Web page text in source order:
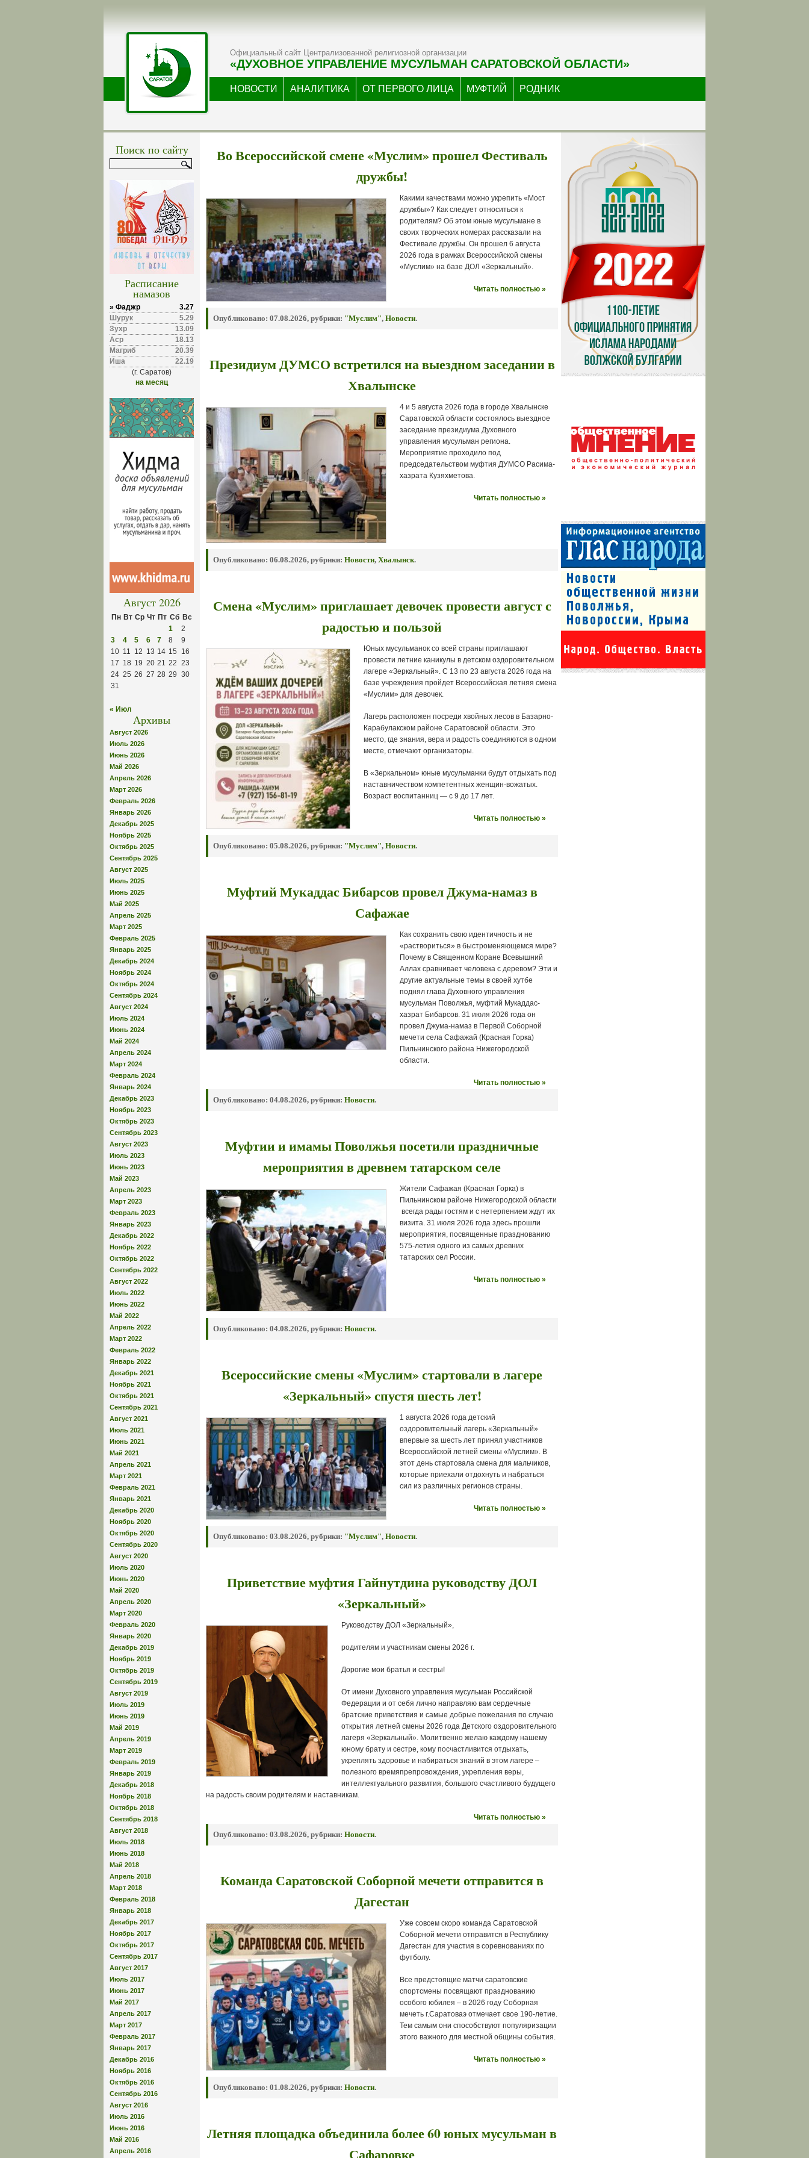
Официальный сайт Централизованной религиозной организации
«ДУХОВНОЕ УПРАВЛЕНИЕ МУСУЛЬМАН САРАТОВСКОЙ ОБЛАСТИ»
НОВОСТИ АНАЛИТИКА ОТ ПЕРВОГО ЛИЦА МУФТИЙ РОДНИК
Поиск по сайту
Расписание
намазов
» Фаджр
3.27
Шурук
5.29
Зухр
13.09
Аср
18.13
Магриб
20.39
Иша
22.19
(г. Саратов)
на месяц
Август 2026
Пн Вт Ср Чт Пт Сб Вс
1
2
3
4 5 6 7 8
9
10 11 12 13 14 15
16
17 18 19 20 21 22 23
24 25 26 27 28 29 30
31
« Июл
Архивы
Август 2026
Июль 2026
Июнь 2026
Май 2026
Апрель 2026
Март 2026
Февраль 2026
Январь 2026
Декабрь 2025
Ноябрь 2025
Октябрь 2025
Сентябрь 2025
Август 2025
Июль 2025
Июнь 2025
Май 2025
Апрель 2025
Март 2025
Февраль 2025
Январь 2025
Декабрь 2024
Ноябрь 2024
Октябрь 2024
Сентябрь 2024
Август 2024
Июль 2024
Июнь 2024
Май 2024
Апрель 2024
Март 2024
Февраль 2024
Январь 2024
Декабрь 2023
Ноябрь 2023
Октябрь 2023
Сентябрь 2023
Август 2023
Июль 2023
Июнь 2023
Май 2023
Апрель 2023
Март 2023
Февраль 2023
Январь 2023
Декабрь 2022
Ноябрь 2022
Октябрь 2022
Сентябрь 2022
Август 2022
Июль 2022
Июнь 2022
Май 2022
Апрель 2022
Март 2022
Февраль 2022
Январь 2022
Декабрь 2021
Ноябрь 2021
Октябрь 2021
Сентябрь 2021
Август 2021
Июль 2021
Июнь 2021
Май 2021
Апрель 2021
Март 2021
Февраль 2021
Январь 2021
Декабрь 2020
Ноябрь 2020
Октябрь 2020
Сентябрь 2020
Август 2020
Июль 2020
Июнь 2020
Май 2020
Апрель 2020
Март 2020
Февраль 2020
Январь 2020
Декабрь 2019
Ноябрь 2019
Октябрь 2019
Сентябрь 2019
Август 2019
Июль 2019
Июнь 2019
Май 2019
Апрель 2019
Март 2019
Февраль 2019
Январь 2019
Декабрь 2018
Ноябрь 2018
Октябрь 2018
Сентябрь 2018
Август 2018
Июль 2018
Июнь 2018
Май 2018
Апрель 2018
Март 2018
Февраль 2018
Январь 2018
Декабрь 2017
Ноябрь 2017
Октябрь 2017
Сентябрь 2017
Август 2017
Июль 2017
Июнь 2017
Май 2017
Апрель 2017
Март 2017
Февраль 2017
Январь 2017
Декабрь 2016
Ноябрь 2016
Октябрь 2016
Сентябрь 2016
Август 2016
Июль 2016
Июнь 2016
Май 2016
Апрель 2016
Во Всероссийской смене «Муслим» прошел Фестиваль
дружбы!
Какими качествами можно укрепить «Мост
дружбы»? Как следует относиться к
родителям? Об этом юные мусульмане в
своих творческих номерах рассказали на
Фестивале дружбы. Он прошел 6 августа
2026 года в рамках Всероссийской смены
«Муслим» на базе ДОЛ «Зеркальный».
Читать полностью »
Опубликовано: 07.08.2026, рубрики: "Муслим", Новости.
Президиум ДУМСО встретился на выездном заседании в
Хвалынске
4 и 5 августа 2026 года в городе Хвалынске
Саратовской области состоялось выездное
заседание президиума Духовного
управления мусульман региона.
Мероприятие проходило под
председательством муфтия ДУМСО Расима-
хазрата Кузяхметова.
Читать полностью »
Опубликовано: 06.08.2026, рубрики: Новости, Хвалынск.
Смена «Муслим» приглашает девочек провести август с
радостью и пользой
Юных мусульманок со всей страны приглашают
провести летние каникулы в детском оздоровительном
лагере «Зеркальный». С 13 по 23 августа 2026 года на
базе учреждения пройдет Всероссийская летняя смена
«Муслим» для девочек.
Лагерь расположен посреди хвойных лесов в Базарно-
Карабулакском районе Саратовской области. Это
место, где знания, вера и радость соединяются в одном
месте, отмечают организаторы.
В «Зеркальном» юные мусульманки будут отдыхать под
наставничеством компетентных женщин-вожатых.
Возраст воспитанниц — с 9 до 17 лет.
Читать полностью »
Опубликовано: 05.08.2026, рубрики: "Муслим", Новости.
Муфтий Мукаддас Бибарсов провел Джума-намаз в
Сафажае
Как сохранить свою идентичность и не
«раствориться» в быстроменяющемся мире?
Почему в Священном Коране Всевышний
Аллах сравнивает человека с деревом? Эти и
другие актуальные темы в своей хутбе
поднял глава Духовного управления
мусульман Поволжья, муфтий Мукаддас-
хазрат Бибарсов. 31 июля 2026 года он
провел Джума-намаз в Первой Соборной
мечети села Сафажай (Красная Горка)
Пильнинского района Нижегородской
области.
Читать полностью »
Опубликовано: 04.08.2026, рубрики: Новости.
Муфтии и имамы Поволжья посетили праздничные
мероприятия в древнем татарском селе
Жители Сафажая (Красная Горка) в
Пильнинском районе Нижегородской области
всегда рады гостям и с нетерпением ждут их
визита. 31 июля 2026 года здесь прошли
мероприятия, посвященные празднованию
575-летия одного из самых древних
татарских сел России.
Читать полностью »
Опубликовано: 04.08.2026, рубрики: Новости.
Всероссийские смены «Муслим» стартовали в лагере
«Зеркальный» спустя шесть лет!
1 августа 2026 года детский
оздоровительный лагерь «Зеркальный»
впервые за шесть лет принял участников
Всероссийской летней смены «Муслим». В
этот день стартовала смена для мальчиков,
которые приехали отдохнуть и набраться
сил из различных регионов страны.
Читать полностью »
Опубликовано: 03.08.2026, рубрики: "Муслим", Новости.
Приветствие муфтия Гайнутдина руководству ДОЛ
«Зеркальный»
Руководству ДОЛ «Зеркальный»,
родителям и участникам смены 2026 г.
Дорогие мои братья и сестры!
От имени Духовного управления мусульман Российской
Федерации и от себя лично направляю вам сердечные
братские приветствия и самые добрые пожелания по случаю
открытия летней смены 2026 года Детского оздоровительного
лагеря «Зеркальный». Молитвенно желаю каждому нашему
юному брату и сестре, кому посчастливится отдыхать,
укреплять здоровье и набираться знаний в этом лагере –
полезного времяпрепровождения, укрепления веры,
интеллектуального развития, большого счастливого будущего
на радость своим родителям и наставникам.
Читать полностью »
Опубликовано: 03.08.2026, рубрики: Новости.
Команда Саратовской Соборной мечети отправится в
Дагестан
Уже совсем скоро команда Саратовской
Соборной мечети отправится в Республику
Дагестан для участия в соревнованиях по
футболу.
Все предстоящие матчи саратовские
спортсмены посвящают празднованию
особого юбилея – в 2026 году Соборная
мечеть г.Саратоваэ отмечает свое 190-летие.
Тем самым они способствуют популяризации
этого важного для местной общины события.
Читать полностью »
Опубликовано: 01.08.2026, рубрики: Новости.
Летняя площадка объединила более 60 юных мусульман в
Сафаровке